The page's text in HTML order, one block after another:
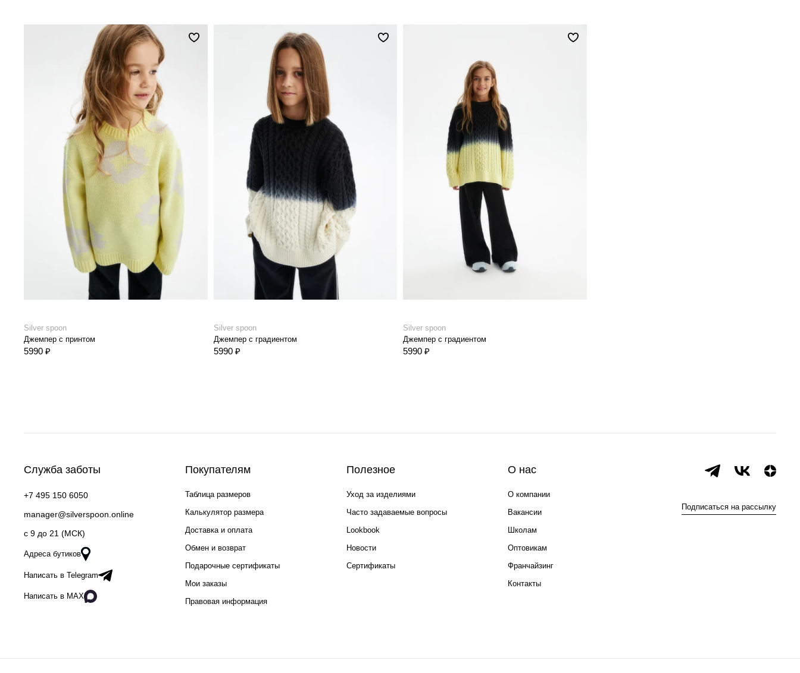
Silver spoon
Джемпер с принтом
5990 ₽
Silver spoon
Джемпер с градиентом
5990 ₽
Silver spoon
Джемпер с градиентом
5990 ₽
Служба заботы
+7 495 150 6050
manager@silverspoon.online
c 9 до 21 (МСК)
Адреса бутиков
Написать в Telegram
Написать в MAX
Покупателям
Таблица размеров
Калькулятор размера
Доставка и оплата
Обмен и возврат
Подарочные сертификаты
Мои заказы
Правовая информация
Полезное
Уход за изделиями
Часто задаваемые вопросы
Lookbook
Новости
Сертификаты
О нас
О компании
Вакансии
Школам
Оптовикам
Франчайзинг
Контакты
Подписаться на рассылку